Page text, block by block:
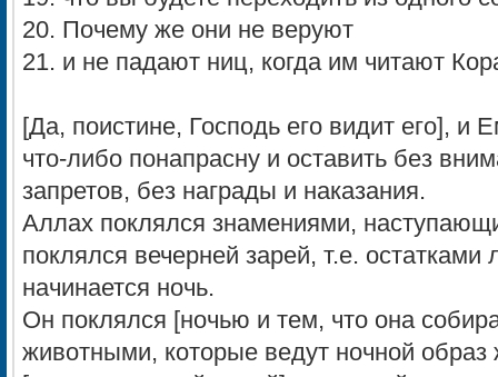
20. Почему же они не веруют
21. и не падают ниц, когда им читают
[Да, поистине, Господь его видит его], и
что-либо понапрасну и оставить без
запретов, без награды и наказания.
Аллах поклялся знамениями,
поклялся вечерней зарей, т.е.
начинается ночь.
Он поклялся [ночью и тем, что она
животными, которые ведут ночной образ